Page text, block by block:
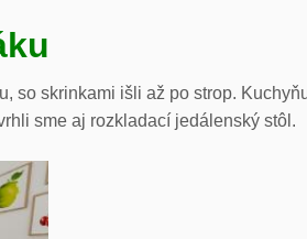
so skrinkami išli až po strop.
sme aj rozkladací jedálenský stôl.